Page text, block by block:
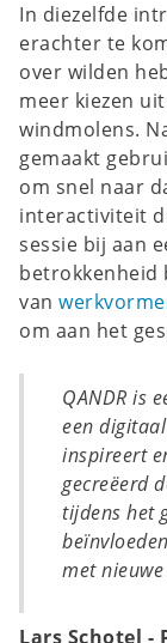
In diezelfde
erachter te
over wilden
meer kiezen
windmolens.
gemaakt
om snel naar
interactiviteit
sessie bij aan
betrokkenheid
van
om aan het
QANDR is
een
inspireert
gecreëerd
tijdens het
met
Lars Schotel